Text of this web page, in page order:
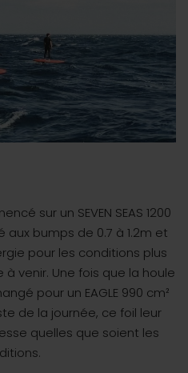
sur un SEVEN SEAS 1200
aux bumps de 0.7 à 1.2m et
pour les conditions plus
à venir. Une fois que la houle
pour un EAGLE 990 cm²
de la journée, ce foil leur
quelles que soient les